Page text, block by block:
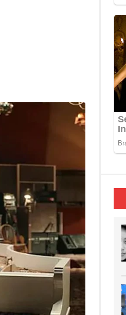
terbaik untuk
harmoni.
sebenar kita